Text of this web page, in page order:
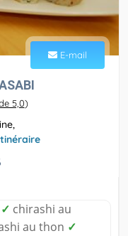
E-mail
5,0)
✓ chirashi au
au thon ✓